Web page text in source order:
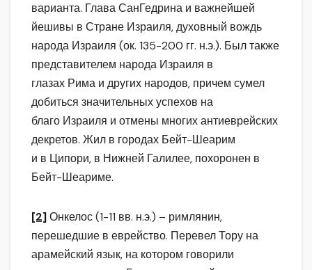
варианта. Глава СанГедрина и важнейшей
йешивы в Стране Израиля, духовный вождь
народа Израиля (ок. 135-200 гг. н.э.). Был также
представителем народа Израиля в
глазах Рима и других народов, причем сумел
добиться значительных успехов на
благо Израиля и отмены многих антиеврейских
декретов. Жил в городах Бейт-Шеарим
и в Ципори, в Нижней Галилее, похоронен в
Бейт-Шеариме.
[2]Онкелос (1-11 вв. н.э.) – римлянин,
перешедшие в еврейство. Перевел Тору на
арамейский язык, на котором говорили